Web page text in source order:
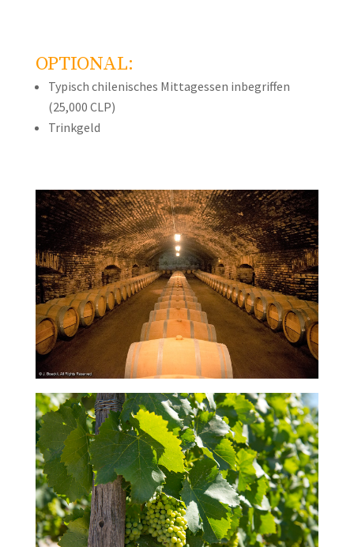
OPTIONAL:
Typisch chilenisches Mittagessen inbegriffen
(25,000 CLP)
Trinkgeld